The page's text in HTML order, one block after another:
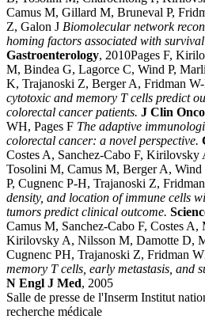
Camus M, Gillard M, Bruneval P,
Z, Galon J Biomolecular network
homing factors associated with
Gastroenterology, 2010Pages F,
M, Bindea G, Lagorce C, Wind P,
K, Trajanoski Z, Berger A, Fridman
cytotoxic and memory T cells predict
colorectal cancer patients. J Clin
WH, Pages F The adaptive
colorectal cancer: a novel perspective.
Costes A, Sanchez-Cabo F,
Tosolini M, Camus M, Berger A, Wind
P, Cugnenc P-H, Trajanoski Z,
density, and location of immune cells
tumors predict clinical outcome.
Camus M, Sanchez-Cabo F, Costes
Kirilovsky A, Nilsson M, Damotte D,
Cugnenc PH, Trajanoski Z, Fridman
memory T cells, early metastasis, and
N Engl J Med, 2005
Salle de presse de l'Inserm Institut
recherche médicale